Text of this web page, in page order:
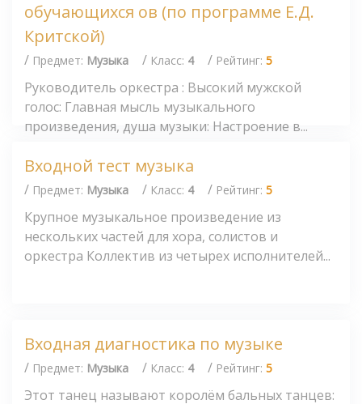
обучающихся ов (по программе Е.Д.
Критской)
/ Предмет: Музыка / Класс: 4 / Рейтинг: 5
Руководитель оркестра : Высокий мужской
голос: Главная мысль музыкального
произведения, душа музыки: Настроение в...
Входной тест музыка
/ Предмет: Музыка / Класс: 4 / Рейтинг: 5
Крупное музыкальное произведение из
нескольких частей для хора, солистов и
оркестра Коллектив из четырех исполнителей...
Входная диагностика по музыке
/ Предмет: Музыка / Класс: 4 / Рейтинг: 5
Этот танец называют королём бальных танцев: